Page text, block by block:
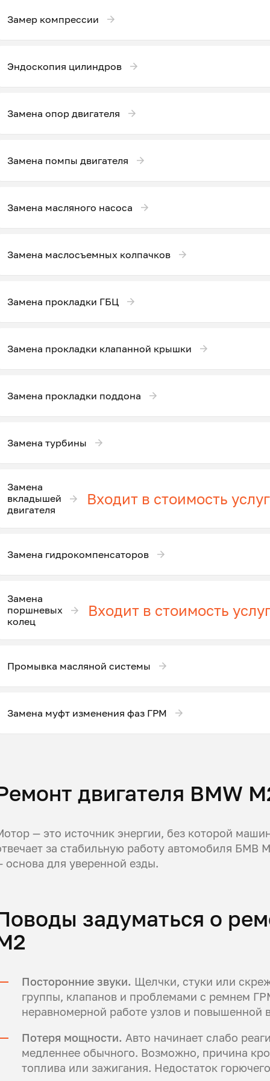
Замер компрессии
Эндоскопия цилиндров
Замена опор двигателя
Замена помпы двигателя
Замена масляного насоса
Замена маслосъемных колпачков
Замена прокладки ГБЦ
Замена прокладки клапанной крышки
Замена прокладки поддона
Замена турбины
Замена
вкладышей
двигателя
Входит в стоимость
Замена гидрокомпенсаторов
Замена
поршневых
колец
Входит в стоимость
Промывка масляной системы
Замена муфт изменения фаз ГРМ
двигателя BMW
— это источник энергии, без которой
за стабильную работу автомобиля БМВ
основа для уверенной езды.
задуматься о
Посторонние звуки. Щелчки, стуки или
группы, клапанов и проблемами с ремнем
неравномерной работе узлов и повышенной
Потеря мощности. Авто начинает слабо
медленнее обычного. Возможно, причина
топлива или зажигания. Недостаток